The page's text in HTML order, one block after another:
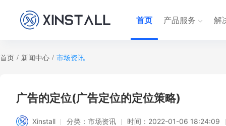
首页 产品服务 解
首页 / 新闻中心 / 市场资讯
广告的定位(广告定位的定位策略)
Xinstall 分类： 市场资讯 时间： 2022-01-06 18:24:09